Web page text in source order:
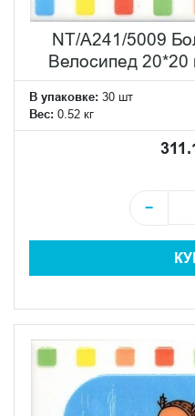
NT/A241/5009
Велосипед 20*20
В упаковке: 30 шт
Вес: 0.52 кг
−